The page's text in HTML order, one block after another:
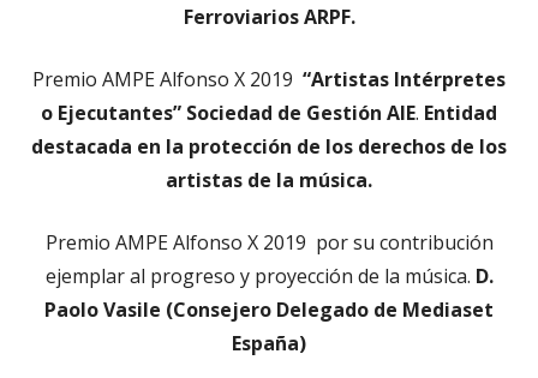
Ferroviarios ARPF.
Premio AMPE Alfonso X 2019 “Artistas Intérpretes
o Ejecutantes” Sociedad de Gestión AIE. Entidad
destacada en la protección de los derechos de los
artistas de la música.
Premio AMPE Alfonso X 2019 por su contribución
ejemplar al progreso y proyección de la música. D.
Paolo Vasile (Consejero Delegado de Mediaset
España)